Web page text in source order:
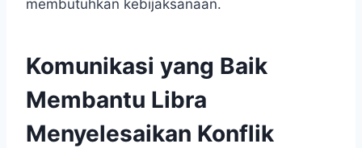
membutuhkan kebijaksanaan.
Komunikasi yang Baik
Membantu Libra
Menyelesaikan Konflik